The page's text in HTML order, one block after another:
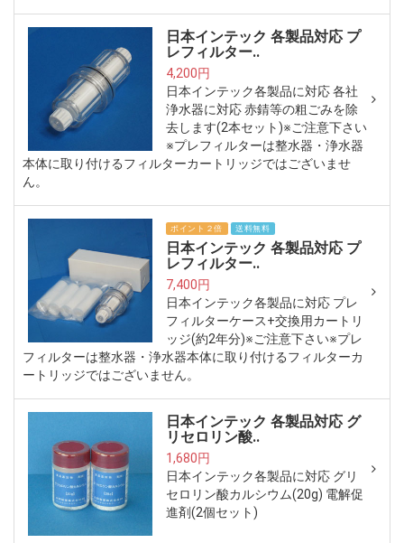
日本インテック 各製品対応 プ
レフィルター..
4,200円
日本インテック各製品に対応 各社
浄水器に対応 赤錆等の粗ごみを除
去します(2本セット)※ご注意下さい
※プレフィルターは整水器・浄水器
本体に取り付けるフィルターカートリッジではございませ
ん。
ポイント２倍 送料無料
日本インテック 各製品対応 プ
レフィルター..
7,400円
日本インテック各製品に対応 プレ
フィルターケース+交換用カートリ
ッジ(約2年分)※ご注意下さい※プレ
フィルターは整水器・浄水器本体に取り付けるフィルターカ
ートリッジではございません。
日本インテック 各製品対応 グ
リセロリン酸..
1,680円
日本インテック各製品に対応 グリ
セロリン酸カルシウム(20g) 電解促
進剤(2個セット)